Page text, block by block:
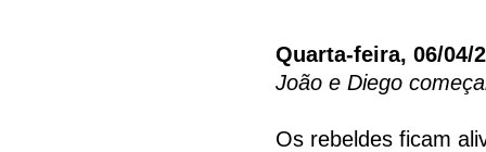
Quarta-feira, 06/04/
João e Diego
Os rebeldes ficam